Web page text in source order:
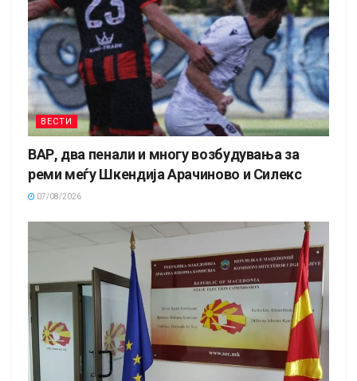
ВЕСТИ
ВАР, два пенали и многу возбудувања за
реми меѓу Шкендија Арачиново и Силекс
07/08/2026